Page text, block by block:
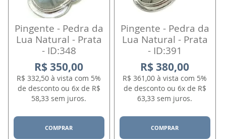
Pingente - Pedra da
Lua Natural - Prata
- ID:348
R$ 350,00
R$ 332,50 à vista com 5%
de desconto ou 6x de R$
58,33 sem juros.
COMPRAR
Pingente - Pedra da
Lua Natural - Prata
- ID:391
R$ 380,00
R$ 361,00 à vista com 5%
de desconto ou 6x de R$
63,33 sem juros.
COMPRAR